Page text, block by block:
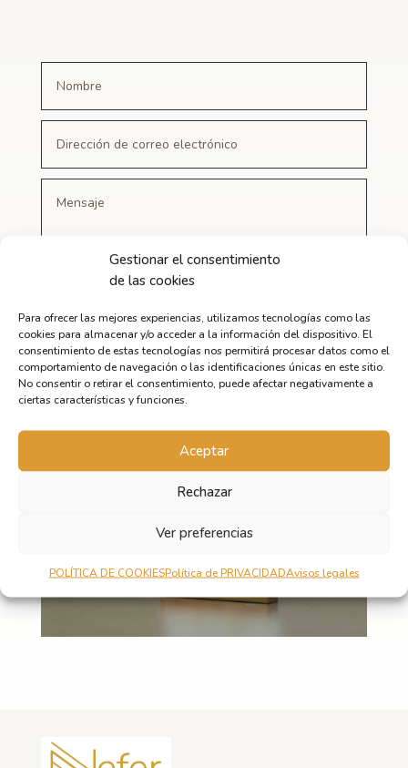
Gestionar el consentimiento
de las cookies
Para ofrecer las mejores experiencias, utilizamos tecnologías como las
cookies para almacenar y/o acceder a la información del dispositivo. El
consentimiento de estas tecnologías nos permitirá procesar datos como el
comportamiento de navegación o las identificaciones únicas en este sitio.
No consentir o retirar el consentimiento, puede afectar negativamente a
ciertas características y funciones.
Aceptar
Rechazar
Ver preferencias
POLÍTICA DE COOKIESPolítica de PRIVACIDADAvisos legales
Consentimiento
He leído y acepto la Política de Privacidad.